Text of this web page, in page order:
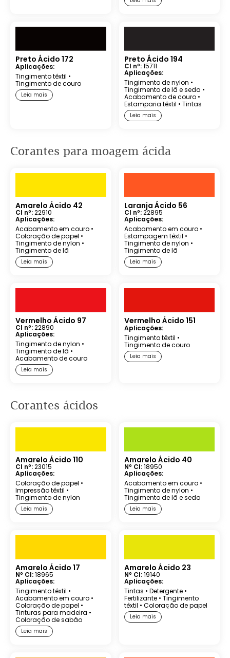
Preto Ácido 172
Aplicações:
Tingimento têxtil •
Tingimento de couro
Leia mais
Preto Ácido 194
CI nº:15711
Aplicações:
Tingimento de nylon •
Tingimento de lã e seda •
Acabamento de couro•
Estamparia têxtil • Tintas
Leia mais
Corantes para moagem ácida
Amarelo Ácido 42
CI nº:22910
Aplicações:
Acabamento em couro •
Coloração de papel •
Tingimento de nylon •
Tingimento de lã
Leia mais
Laranja Ácido 56
CI nº:22895
Aplicações:
Acabamento em couro•
Estampagem têxtil •
Tingimento de nylon •
Tingimento de lã
Leia mais
Vermelho Ácido 97
CI nº:22890
Aplicações:
Tingimento de nylon •
Tingimento de lã •
Acabamento de couro
Leia mais
Vermelho Ácido 151
Aplicações:
Tingimento têxtil •
Tingimento de couro
Leia mais
Corantes ácidos
Amarelo Ácido 110
CI nº:23015
Aplicações:
Coloração de papel •
Impressão têxtil •
Tingimento de nylon
Leia mais
Amarelo Ácido 40
Nº CI:18950
Aplicações:
Acabamento em couro•
Tingimento de nylon •
Tingimento de lã e seda
Leia mais
Amarelo Ácido 17
Nº CI:18965
Aplicações:
Tingimento têxtil •
Acabamento em couro •
Coloração de papel •
Tinturas para madeira •
Coloração de sabão
Leia mais
Amarelo Ácido 23
Nº CI:19140
Aplicações:
Tintas • Detergente•
Fertilizante• Tingimento
têxtil • Coloração de papel
Leia mais